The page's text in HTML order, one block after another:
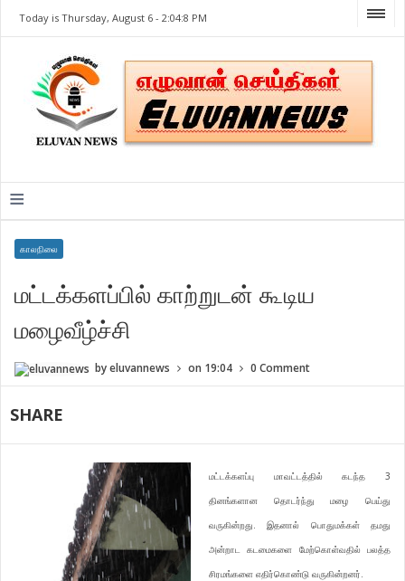
Today is Thursday, August 6 -2:04:8 PM
≡
காலநிலை
மட்டக்களப்பில் காற்றுடன் கூடிய
மழைவீழ்ச்சி
byeluvannews on 19:04 0 Comment
SHARE
மட்டக்களப்பு மாவட்டத்தில் கடந்த 3
தினங்களான தொடர்ந்து மழை பெய்து
வருகின்றது. இதனால் பொதுமக்கள் தமது
அன்றாட கடமைகளை மேற்கொள்வதில் பலத்த
சிரமங்களை எதிர்கொண்டு வருகின்றனர்.